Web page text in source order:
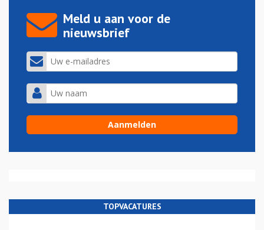
Meld u aan voor de
nieuwsbrief
TOPVACATURES